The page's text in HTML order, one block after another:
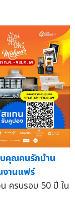
คุณคนรักบ้าน
งานแฟร์
ครบรอบ 50 ปี ใน